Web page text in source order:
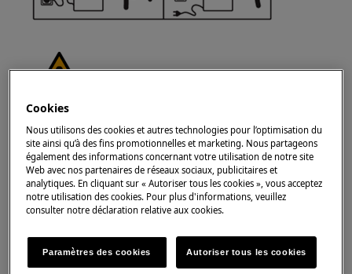
des appareils. Pour les appareils lourds, il est
plus sûr que deux personnes les déplacent.
Cookies
Nous utilisons des cookies et autres technologies pour l’optimisation du
site ainsi qu’à des fins promotionnelles et marketing. Nous partageons
également des informations concernant votre utilisation de notre site
Web avec nos partenaires de réseaux sociaux, publicitaires et
analytiques. En cliquant sur « Autoriser tous les cookies », vous acceptez
notre utilisation des cookies. Pour plus d'informations, veuillez
consulter notre déclaration relative aux cookies.
Paramètres des cookies Autoriser tous les cookies